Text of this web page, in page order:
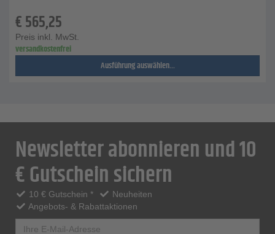
€565,25
Preis inkl. MwSt.
versandkostenfrei
Ausführung auswählen...
Newsletter abonnieren und 10
€ Gutschein sichern
10 € Gutschein *
Neuheiten
Angebots- & Rabattaktionen